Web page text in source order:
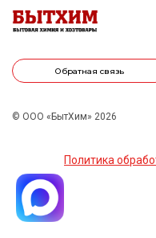
Обратная связь
© ООО «БытХим» 2026
Политика